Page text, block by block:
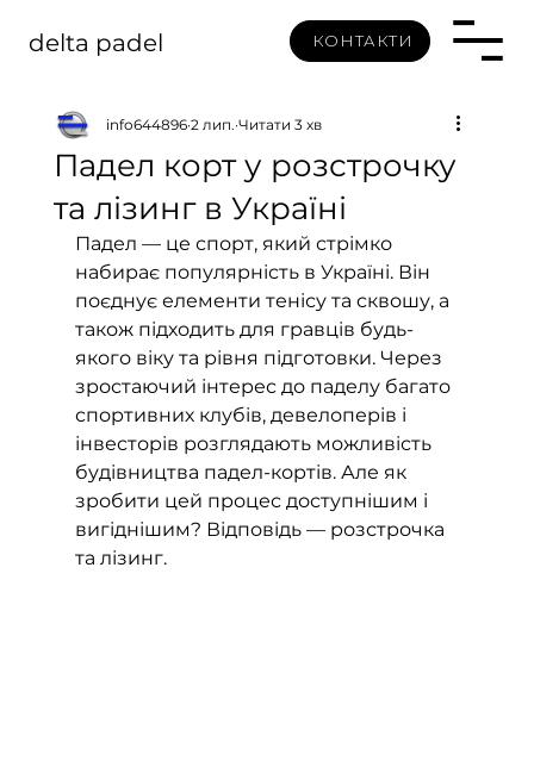
delta padel КОНТАКТИ
Падел корт у розстрочку
та лізинг в Україні
info644896 2 лип. Читати 3 хв
Падел — це спорт, який стрімко
набирає популярність в Україні. Він
поєднує елементи тенісу та сквошу, а
також підходить для гравців будь-
якого віку та рівня підготовки. Через
зростаючий інтерес до паделу багато
спортивних клубів, девелоперів і
інвесторів розглядають можливість
будівництва падел-кортів. Але як
зробити цей процес доступнішим і
вигіднішим? Відповідь — розстрочка
та лізинг.